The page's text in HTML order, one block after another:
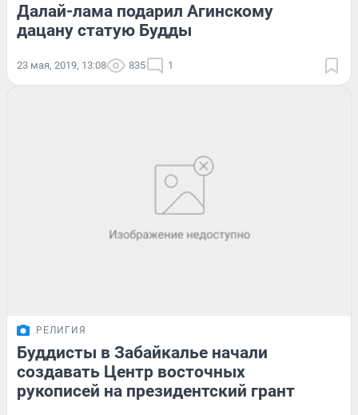
Далай-лама подарил Агинскому
дацану статую Будды
23 мая, 2019, 13:08 835 1
РЕЛИГИЯ
Буддисты в Забайкалье начали
создавать Центр восточных
рукописей на президентский грант